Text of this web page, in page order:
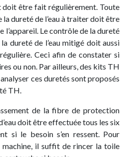
doit être fait régulièrement. Toute
la dureté de l’eau à traiter doit être
l’appareil. Le contrôle de la dureté
dureté de l’eau mitigé doit aussi
Ceci afin de constater si
ou non. Par ailleurs, des kits TH
ces duretés sont proposés
TH.
de la fibre de protection
doit être effectuée tous les six
si le besoin s’en ressent. Pour
machine, il suffit de rincer la toile